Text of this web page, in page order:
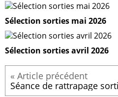
Sélection sorties mai 2026
Sélection sorties avril 2026
Séance de rattrapage